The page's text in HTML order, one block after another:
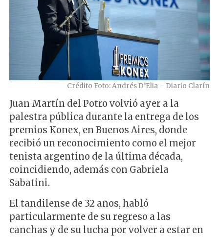
Crédito Foto: Andrés D’Elia – Diario Clarín
Juan Martín del Potro volvió ayer a la
palestra pública durante la entrega de los
premios Konex, en Buenos Aires, donde
recibió un reconocimiento como el mejor
tenista argentino de la última década,
coincidiendo, además con Gabriela
Sabatini.
El tandilense de 32 años, habló
particularmente de su regreso a las
canchas y de su lucha por volver a estar en